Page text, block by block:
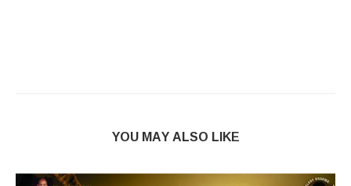
YOU MAY ALSO LIKE